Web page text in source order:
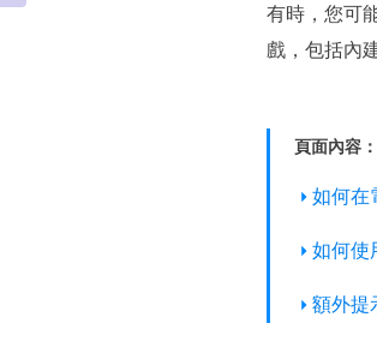
有時，您可
戲，包括內
頁面內容：
如何在
如何使
額外提